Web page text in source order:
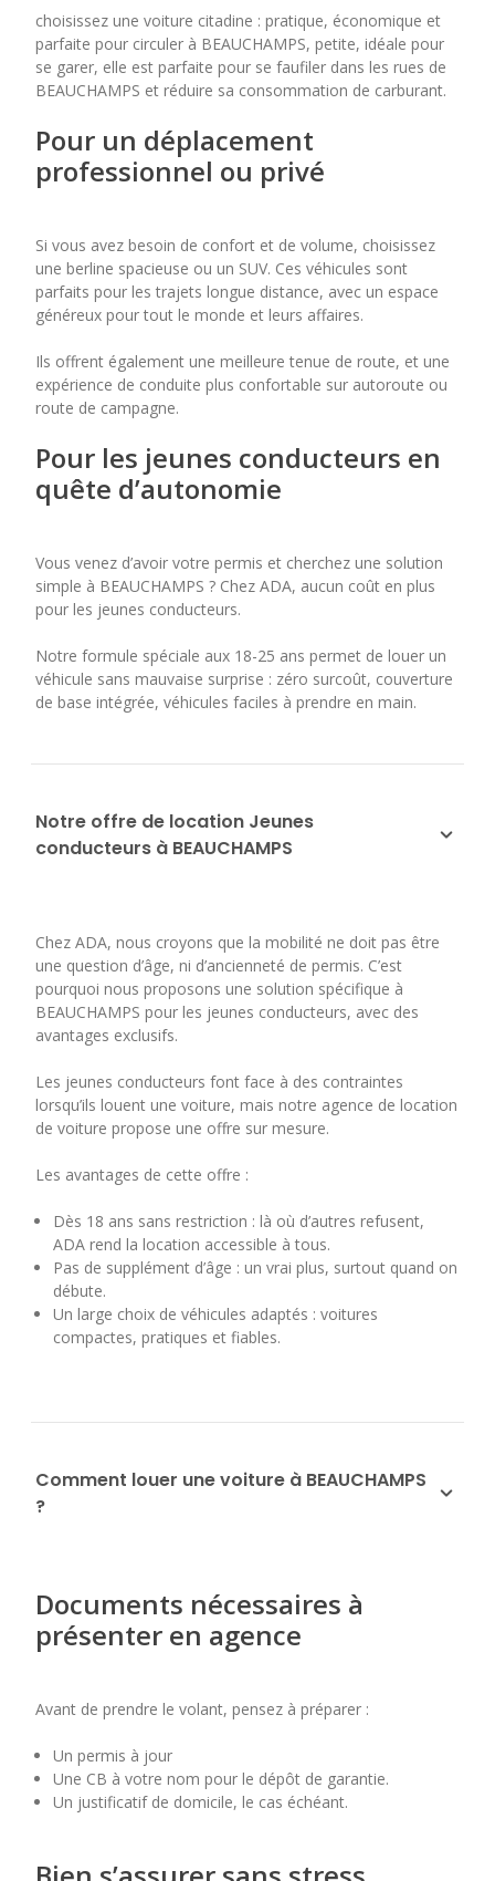
choisissez une voiture citadine : pratique, économique et
parfaite pour circuler à BEAUCHAMPS, petite, idéale pour
se garer, elle est parfaite pour se faufiler dans les rues de
BEAUCHAMPS et réduire sa consommation de carburant.
Pour un déplacement
professionnel ou privé
Si vous avez besoin de confort et de volume, choisissez
une berline spacieuse ou un SUV. Ces véhicules sont
parfaits pour les trajets longue distance, avec un espace
généreux pour tout le monde et leurs affaires.
Ils offrent également une meilleure tenue de route, et une
expérience de conduite plus confortable sur autoroute ou
route de campagne.
Pour les jeunes conducteurs en
quête d’autonomie
Vous venez d’avoir votre permis et cherchez une solution
simple à BEAUCHAMPS ? Chez ADA, aucun coût en plus
pour les jeunes conducteurs.
Notre formule spéciale aux 18-25 ans permet de louer un
véhicule sans mauvaise surprise : zéro surcoût, couverture
de base intégrée, véhicules faciles à prendre en main.
Notre offre de location Jeunes
conducteurs à BEAUCHAMPS
Chez ADA, nous croyons que la mobilité ne doit pas être
une question d’âge, ni d’ancienneté de permis. C’est
pourquoi nous proposons une solution spécifique à
BEAUCHAMPS pour les jeunes conducteurs, avec des
avantages exclusifs.
Les jeunes conducteurs font face à des contraintes
lorsqu’ils louent une voiture, mais notre agence de location
de voiture propose une offre sur mesure.
Les avantages de cette offre :
Dès 18 ans sans restriction : là où d’autres refusent,
ADA rend la location accessible à tous.
Pas de supplément d’âge : un vrai plus, surtout quand on
débute.
Un large choix de véhicules adaptés : voitures
compactes, pratiques et fiables.
Comment louer une voiture à BEAUCHAMPS
?
Documents nécessaires à
présenter en agence
Avant de prendre le volant, pensez à préparer :
Un permis à jour
Une CB à votre nom pour le dépôt de garantie.
Un justificatif de domicile, le cas échéant.